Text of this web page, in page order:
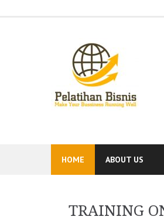
HOME ABOUT US
TRAINING